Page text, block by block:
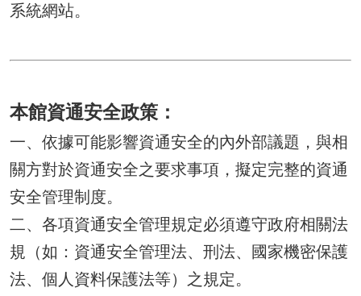
系統網站。
本館資通安全政策：
一、依據可能影響資通安全的內外部議題，與相
關方對於資通安全之要求事項，擬定完整的資通
安全管理制度。
二、各項資通安全管理規定必須遵守政府相關法
規（如：資通安全管理法、刑法、國家機密保護
法、個人資料保護法等）之規定。